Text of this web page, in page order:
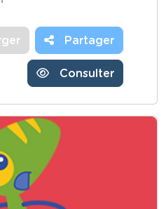
Partager
Consulter